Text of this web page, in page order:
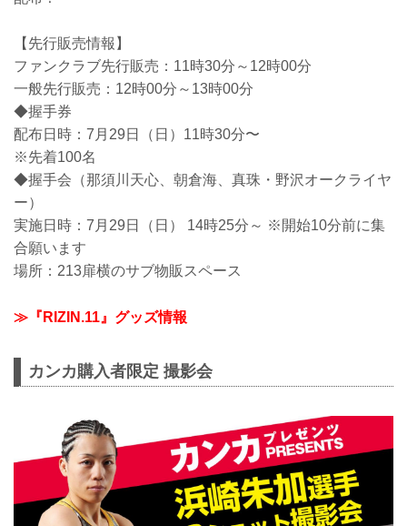
【先行販売情報】
ファンクラブ先行販売：11時30分～12時00分
一般先行販売：12時00分～13時00分
◆握手券
配布日時：7月29日（日）11時30分〜
※先着100名
◆握手会（那須川天心、朝倉海、真珠・野沢オークライヤ
ー）
実施日時：7月29日（日） 14時25分～ ※開始10分前に集
合願います
場所：213扉横のサブ物販スペース
≫『RIZIN.11』グッズ情報
カンカ購入者限定 撮影会